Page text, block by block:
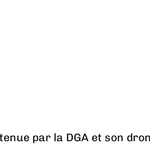
par la DGA et son